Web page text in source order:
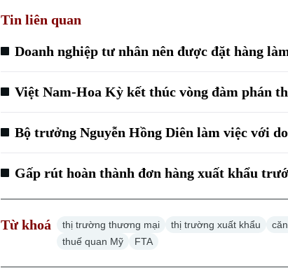
Tin liên quan
Doanh nghiệp tư nhân nên được đặt hàng
Việt Nam-Hoa Kỳ kết thúc vòng đàm phán
Bộ trưởng Nguyễn Hồng Diên làm việc với
Gấp rút hoàn thành đơn hàng xuất khẩu
Từ khoá thị trường thương mại thị trường xuất khẩu
thuế quan Mỹ
FTA